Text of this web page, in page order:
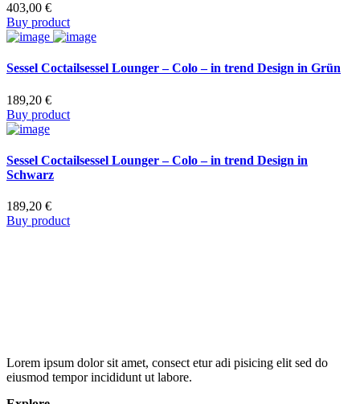
403,00 €
Buy product
Sessel Coctailsessel Lounger – Colo – in trend Design in Grün
189,20 €
Buy product
Sessel Coctailsessel Lounger – Colo – in trend Design in
Schwarz
189,20 €
Buy product
Lorem ipsum dolor sit amet, consect etur adi pisicing elit sed do
eiusmod tempor incididunt ut labore.